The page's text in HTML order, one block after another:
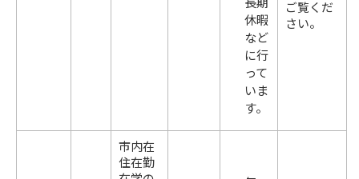
休暇
など
に行
って
いま
す。
ご覧くだ
さい。
市内在
住在勤